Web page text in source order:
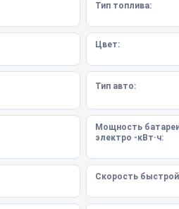
Тип топлива:
Цвет:
Тип авто:
Мощность
электро -кВт·ч:
Скорость